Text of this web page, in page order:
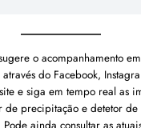
o acompanhamento
do Facebook,
e siga em tempo real as
de precipitação e detetor de